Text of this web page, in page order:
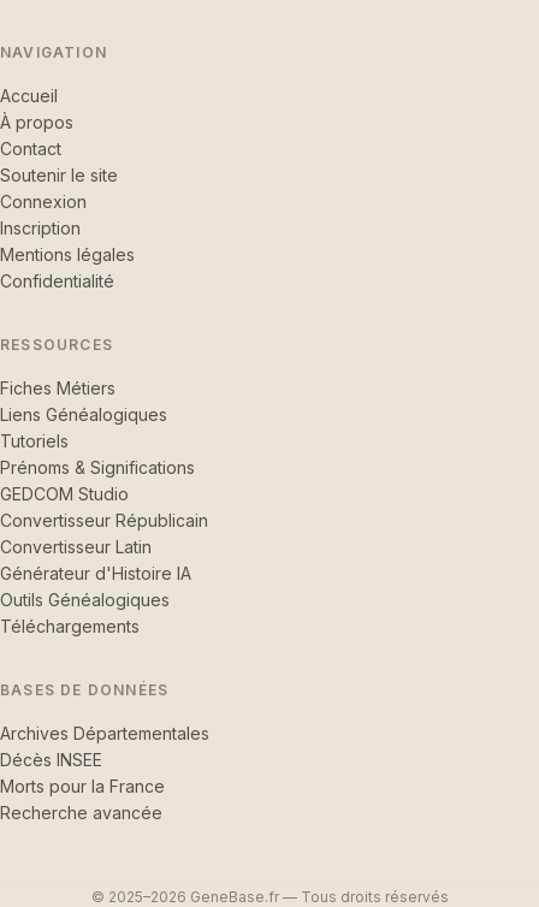
NAVIGATION
Accueil
À propos
Contact
Soutenir le site
Connexion
Inscription
Mentions légales
Confidentialité
RESSOURCES
Fiches Métiers
Liens Généalogiques
Tutoriels
Prénoms & Significations
GEDCOM Studio
Convertisseur Républicain
Convertisseur Latin
Générateur d'Histoire IA
Outils Généalogiques
Téléchargements
BASES DE DONNÉES
Archives Départementales
Décès INSEE
Morts pour la France
Recherche avancée
© 2025–2026 GeneBase.fr — Tous droits réservés